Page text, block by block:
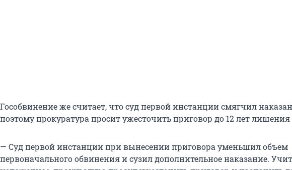
Гособвинение же считает, что суд первой инстанции смягчил
поэтому прокуратура просит ужесточить приговор до 12 лет лишения
— Суд первой инстанции при вынесении приговора уменьшил объем
первоначального обвинения и сузил дополнительное наказание.